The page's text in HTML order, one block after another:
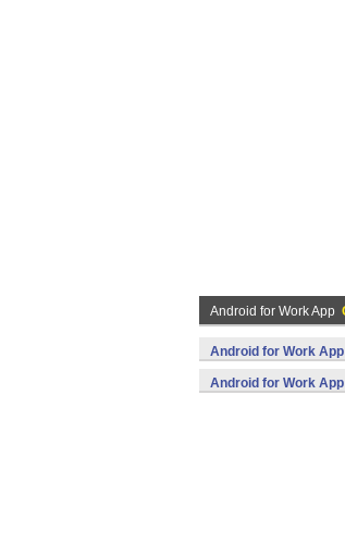
Android for Work App
Android for Work
Android for Work